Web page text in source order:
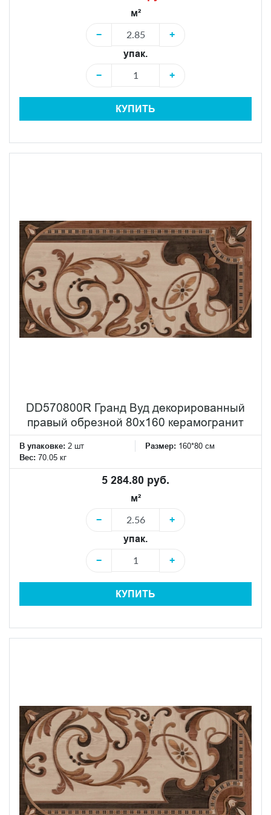
м²
−
+
упак.
−
+
КУПИТЬ
DD570800R Гранд Вуд декорированный
правый обрезной 80x160 керамогранит
В упаковке: 2 шт Размер: 160*80 см
Вес: 70.05 кг
5 284.80 руб.
м²
−
+
упак.
−
+
КУПИТЬ